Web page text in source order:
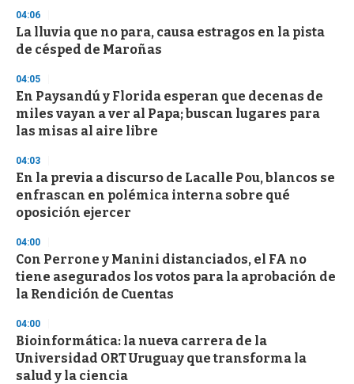
3
s
e
c
n
d
04:06
La lluvia que no para, causa estragos en la pista
de césped de Maroñas
04:05
En Paysandú y Florida esperan que decenas de
miles vayan a ver al Papa; buscan lugares para
las misas al aire libre
04:03
En la previa a discurso de Lacalle Pou, blancos se
enfrascan en polémica interna sobre qué
oposición ejercer
04:00
Con Perrone y Manini distanciados, el FA no
tiene asegurados los votos para la aprobación de
la Rendición de Cuentas
04:00
Bioinformática: la nueva carrera de la
Universidad ORT Uruguay que transforma la
salud y la ciencia